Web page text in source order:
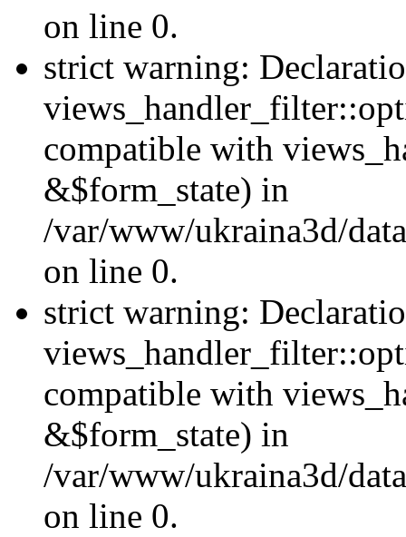
on line 0.
strict warning:
compatible with
&$form_state) in
/var/www/ukraina3d/
on line 0.
strict warning:
compatible with
&$form_state) in
/var/www/ukraina3d/
on line 0.